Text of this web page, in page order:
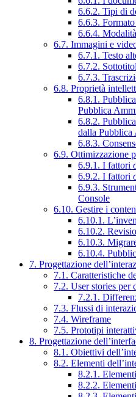
6.6.2. Tipi di
6.6.3.
6.6.4.
6.7. Immagini e
6.7.1. Testo
6.7.2.
6.7.3.
6.8. Proprietà
6.8.1.
Pubblica
6.8.2.
dalla Pubblica
6.8.3.
6.9. Ottimizzazione
6.9.1. I fattori
6.9.2. I fattori
6.9.3.
Console
6.10. Gestire i
6.10.1.
6.10.2.
6.10.3.
6.10.4.
7. Progettazione
7.1. Caratteristiche
7.2. User stories per
7.2.1.
7.3. Flussi di
7.4. Wireframe
7.5. Prototipi
8. Progettazione
8.1. Obiettivi
8.2. Elementi
8.2.1.
8.2.2.